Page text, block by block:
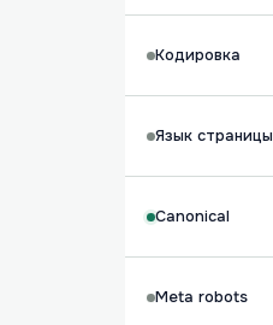
Кодировка
Язык страницы
Canonical
Meta robots